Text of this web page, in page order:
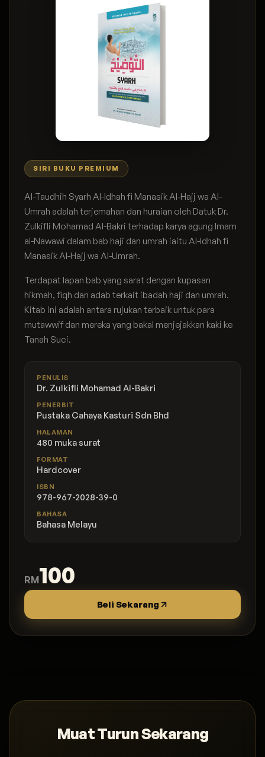
SIRI BUKU PREMIUM
Al-Taudhih Syarh Al-Idhah fi Manasik Al-Hajj wa Al-
Umrah adalah terjemahan dan huraian oleh Datuk Dr.
Zulkifli Mohamad Al-Bakri terhadap karya agung Imam
al-Nawawi dalam bab haji dan umrah iaitu Al-Idhah fi
Manasik Al-Hajj wa Al-Umrah.
Terdapat lapan bab yang sarat dengan kupasan
hikmah, fiqh dan adab terkait ibadah haji dan umrah.
Kitab ini adalah antara rujukan terbaik untuk para
mutawwif dan mereka yang bakal menjejakkan kaki ke
Tanah Suci.
PENULIS
Dr. Zulkifli Mohamad Al-Bakri
PENERBIT
Pustaka Cahaya Kasturi Sdn Bhd
HALAMAN
480 muka surat
FORMAT
Hardcover
ISBN
978-967-2028-39-0
BAHASA
Bahasa Melayu
RM100
Beli Sekarang
Muat Turun Sekarang